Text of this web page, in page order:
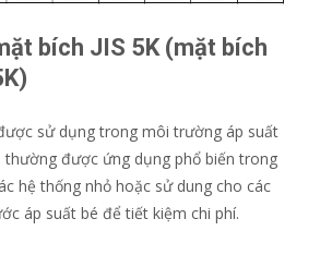
bích JIS 5K (mặt bích
sử dụng trong môi trường áp suất
thường được ứng dụng phổ biến trong
hệ thống nhỏ hoặc sử dung cho các
áp suất bé để tiết kiệm chi phí.